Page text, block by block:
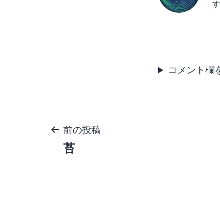
投
稿
前の投稿
苔